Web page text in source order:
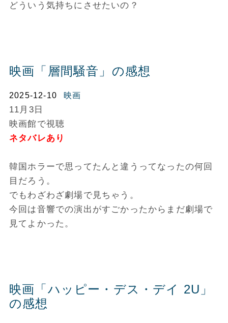
どういう気持ちにさせたいの？
映画「層間騒音」の感想
2025-12-10 映画
11月3日
映画館で視聴
ネタバレあり
韓国ホラーで思ってたんと違うってなったの何回
目だろう。
でもわざわざ劇場で見ちゃう。
今回は音響での演出がすごかったからまだ劇場で
見てよかった。
映画「ハッピー・デス・デイ 2U」
の感想